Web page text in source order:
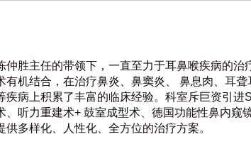
仲胜主任的带领下，一直至力于耳鼻喉疾病的治
有机结合，在治疗鼻炎、鼻窦炎、 鼻息肉、耳聋
疾病上积累了丰富的临床经验。科室斥巨资引进
、听力重建术+ 鼓室成型术、德国功能性鼻内窥
多样化、人性化、全方位的治疗方案。